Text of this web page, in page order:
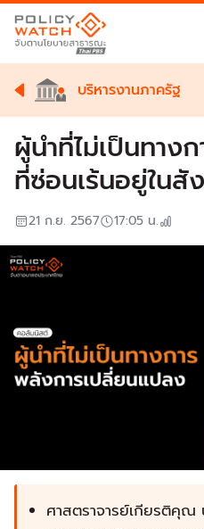
บริหารงานภาครัฐ
ผู้นำที่ไม่เป็นทาง
ที่ซ่อนเร้นอยู่ในสั
21 ก.ย. 2567 17:05 น.
ศาสตราจารย์เกียรติคุณ